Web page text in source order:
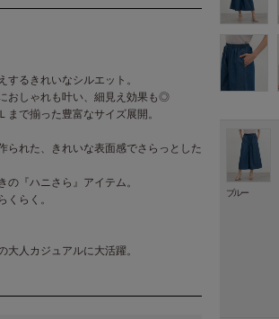
るきれいなシルエット。
おしゃれも叶い、細見え効果も◎
で揃った豊富なサイズ展開。
られた、きれいな表面感でさらっとした
『ハニさら』アイテム。
くらく。
大人カジュアルに大活躍。
ブルー